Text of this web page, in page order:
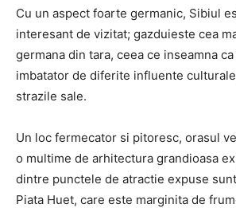
Cu un aspect foarte germanic, Sibiul
interesant de vizitat; gazduieste cea
germana din tara, ceea ce inseamna
imbatator de diferite influente
strazile sale.
Un loc fermecator si pitoresc, orasul
o multime de arhitectura grandioasa
dintre punctele de atractie expuse
Piata Huet, care este marginita de